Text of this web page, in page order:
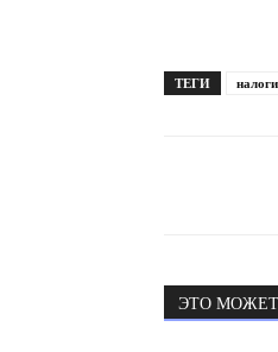
ТЕГИ налоги
ЭТО